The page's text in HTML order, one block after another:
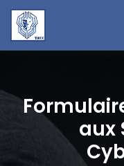
Se rendre au contenu
aux